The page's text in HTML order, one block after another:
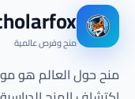
منح وفرص عالمية
منح حول العالم هو